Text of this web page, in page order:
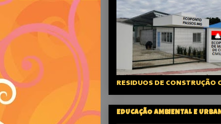
RESIDUOS DE CONSTRUÇÃO
EDUCAÇÃO AMBIENTAL E